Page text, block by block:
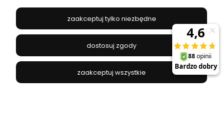
zaakceptuj tylko niezbędne
dostosuj zgody
zaakceptuj wszystkie